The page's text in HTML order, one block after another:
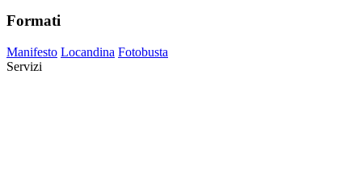
Formati
Manifesto Locandina Fotobusta
Servizi